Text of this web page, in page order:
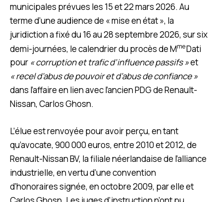
municipales prévues les 15 et 22 mars 2026. Au
terme d’une audience de « mise en état », la
juridiction a fixé du 16 au 28 septembre 2026, sur six
demi-journées, le calendrier du procès de MmeDati
pour « corruption et trafic d’influence passifs »et
« recel d’abus de pouvoir et d’abus de confiance »
dans l’affaire en lien avec l’ancien PDG de Renault-
Nissan, Carlos Ghosn.
L’élue est renvoyée pour avoir perçu, en tant
qu’avocate, 900 000 euros, entre 2010 et 2012, de
Renault-Nissan BV, la filiale néerlandaise de l’alliance
industrielle, en vertu d’une convention
d’honoraires signée, en octobre 2009, par elle et